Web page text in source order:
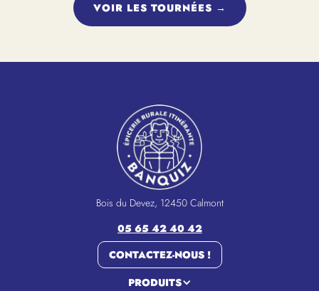
VOIR LES TOURNÉES →
Bois du Devez, 12450 Calmont
05 65 42 40 42
CONTACTEZ-NOUS !
PRODUITS